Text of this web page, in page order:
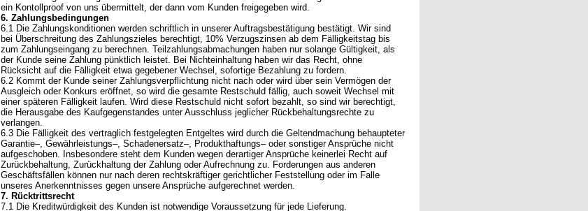
ein Kontollproof von uns übermittelt, der dann vom Kunden freigegeben wird.
6. Zahlungsbedingungen
6.1 Die Zahlungskonditionen werden schriftlich in unserer Auftragsbestätigung bestätigt. Wir sind
bei Überschreitung des Zahlungszieles berechtigt, 10% Verzugszinsen ab dem Fälligkeitstag bis
zum Zahlungseingang zu berechnen. Teilzahlungsabmachungen haben nur solange Gültigkeit, als
der Kunde seine Zahlung pünktlich leistet. Bei Nichteinhaltung haben wir das Recht, ohne
Rücksicht auf die Fälligkeit etwa gegebener Wechsel, sofortige Bezahlung zu fordern.
6.2 Kommt der Kunde seiner Zahlungsverpflichtung nicht nach oder wird über sein Vermögen der
Ausgleich oder Konkurs eröffnet, so wird die gesamte Restschuld fällig, auch soweit Wechsel mit
einer späteren Fälligkeit laufen. Wird diese Restschuld nicht sofort bezahlt, so sind wir berechtigt,
die Herausgabe des Kaufgegenstandes unter Ausschluss jeglicher Rückbehaltungsrechte zu
verlangen.
6.3 Die Fälligkeit des vertraglich festgelegten Entgeltes wird durch die Geltendmachung behaupteter
Garantie–, Gewährleistungs–, Schadenersatz–, Produkthaftungs– oder sonstiger Ansprüche nicht
aufgeschoben. Insbesondere steht dem Kunden wegen derartiger Ansprüche keinerlei Recht auf
Zurückbehaltung, Zurückhaltung der Zahlung oder Aufrechnung zu. Forderungen aus anderen
Geschäftsfällen können nur nach deren rechtskräftiger gerichtlicher Feststellung oder im Falle
unseres Anerkenntnisses gegen unsere Ansprüche aufgerechnet werden.
7. Rücktrittsrecht
7.1 Die Kreditwürdigkeit des Kunden ist notwendige Voraussetzung für jede Lieferung.